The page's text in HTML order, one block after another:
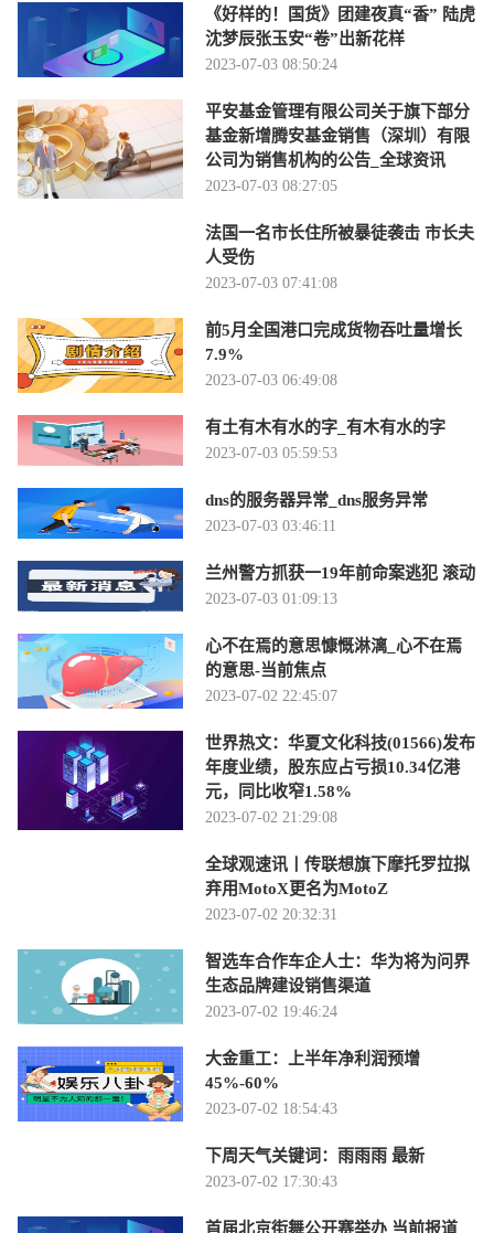
《好样的！国货》团建夜真“香” 陆虎
沈梦辰张玉安“卷”出新花样
2023-07-03 08:50:24
平安基金管理有限公司关于旗下部分
基金新增腾安基金销售（深圳）有限
公司为销售机构的公告_全球资讯
2023-07-03 08:27:05
法国一名市长住所被暴徒袭击 市长夫
人受伤
2023-07-03 07:41:08
前5月全国港口完成货物吞吐量增长
7.9%
2023-07-03 06:49:08
有土有木有水的字_有木有水的字
2023-07-03 05:59:53
dns的服务器异常_dns服务异常
2023-07-03 03:46:11
兰州警方抓获一19年前命案逃犯 滚动
2023-07-03 01:09:13
心不在焉的意思慷慨淋漓_心不在焉
的意思-当前焦点
2023-07-02 22:45:07
世界热文：华夏文化科技(01566)发布
年度业绩，股东应占亏损10.34亿港
元，同比收窄1.58%
2023-07-02 21:29:08
全球观速讯丨传联想旗下摩托罗拉拟
弃用MotoX更名为MotoZ
2023-07-02 20:32:31
智选车合作车企人士：华为将为问界
生态品牌建设销售渠道
2023-07-02 19:46:24
大金重工：上半年净利润预增
45%-60%
2023-07-02 18:54:43
下周天气关键词：雨雨雨 最新
2023-07-02 17:30:43
首届北京街舞公开赛举办 当前报道